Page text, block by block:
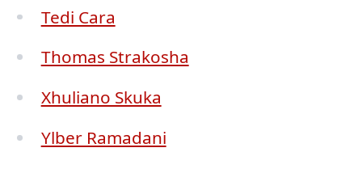
Tedi Cara
Thomas Strakosha
Xhuliano Skuka
Ylber Ramadani